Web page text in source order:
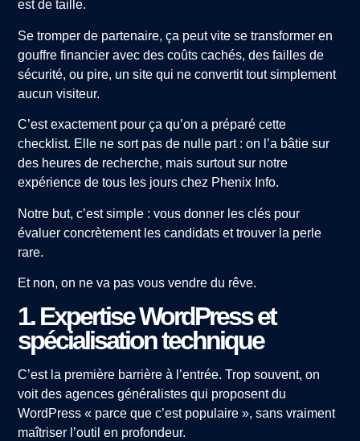
est de taille.
Se tromper de partenaire, ça peut vite se transformer en
gouffre financier avec des coûts cachés, des failles de
sécurité, ou pire, un site qui ne convertit tout simplement
aucun visiteur.
C’est exactement pour ça qu’on a préparé cette
checklist. Elle ne sort pas de nulle part : on l’a bâtie sur
des heures de recherche, mais surtout sur notre
expérience de tous les jours chez Phenix Info.
Notre but, c’est simple : vous donner les clés pour
évaluer concrètement les candidats et trouver la perle
rare.
Et non, on ne va pas vous vendre du rêve.
1. Expertise WordPress et
spécialisation technique
C’est la première barrière à l’entrée. Trop souvent, on
voit des agences généralistes qui proposent du
WordPress « parce que c’est populaire », sans vraiment
maîtriser l’outil en profondeur.